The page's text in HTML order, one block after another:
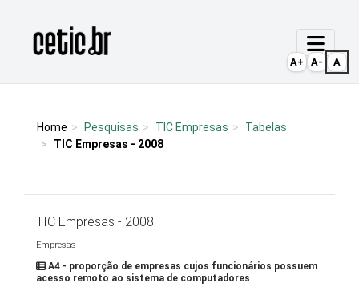
Página inicial
Home Pesquisas TIC Empresas
Tabelas
TIC Empresas - 2008
TIC Empresas - 2008
Empresas
A4 - proporção de empresas cujos funcionários possuem
acesso remoto ao sistema de computadores
A+ A- A